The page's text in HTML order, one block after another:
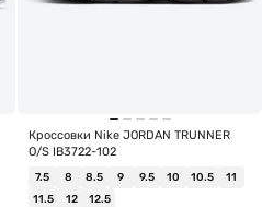
Кроссовки Nike JORDAN TRUNNER
O/S IB3722-102
7.5 8 8.5 9 9.5 10 10.5
11
11.5
12 12.5